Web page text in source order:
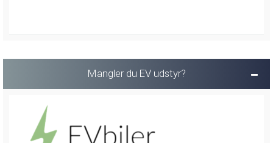
Mangler du EV udstyr?